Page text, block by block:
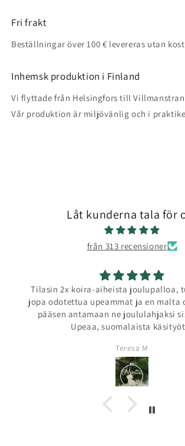
Fri frakt
Beställningar över 100 € levereras utan
Inhemsk produktion i Finland
Vi flyttade från Helsingfors till
Vår produktion är miljövänlig och i
Låt kunderna tala för
från 313 recensioner
Tilasin 2x koira-aiheista joulupalloa,
jopa odotettua upeammat ja en malta
pääsen antamaan ne joululahjaksi
Upeaa, suomalaista
Teresa M